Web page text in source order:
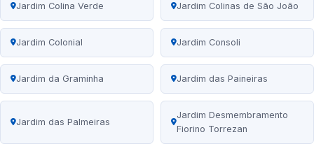
Jardim Colina Verde Jardim Colinas de São João
Jardim Colonial Jardim Consoli
Jardim da Graminha Jardim das Paineiras
Jardim das Palmeiras
Jardim Desmembramento
Fiorino Torrezan